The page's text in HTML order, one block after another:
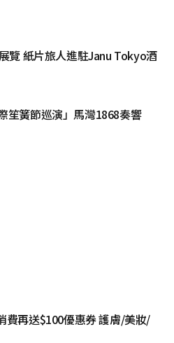
覽 紙片旅人進駐Janu Tokyo酒
笙簧節巡演」馬灣1868奏響
費再送$100優惠券 護膚/美妝/